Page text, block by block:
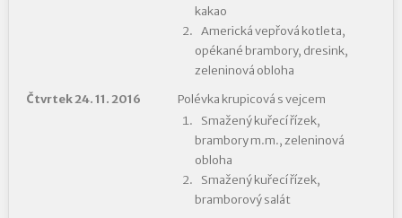
kakao
Americká vepřová kotleta,
opékané brambory, dresink,
zeleninová obloha
Čtvrtek 24. 11. 2016
Polévka krupicová s vejcem
Smažený kuřecí řízek,
brambory m.m., zeleninová
obloha
Smažený kuřecí řízek,
bramborový salát